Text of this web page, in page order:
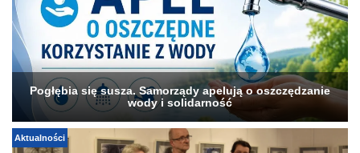
Pogłębia się susza. Samorządy apelują o oszczędzanie
wody i solidarność
Aktualności